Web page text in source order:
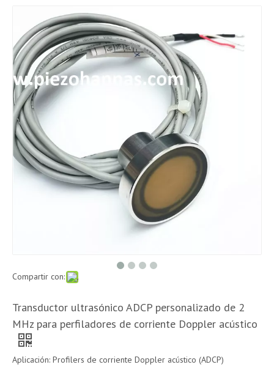
Compartir con:
Transductor ultrasónico ADCP personalizado de 2
MHz para perfiladores de corriente Doppler acústico
Aplicación: Profilers de corriente Doppler acústico (ADCP)